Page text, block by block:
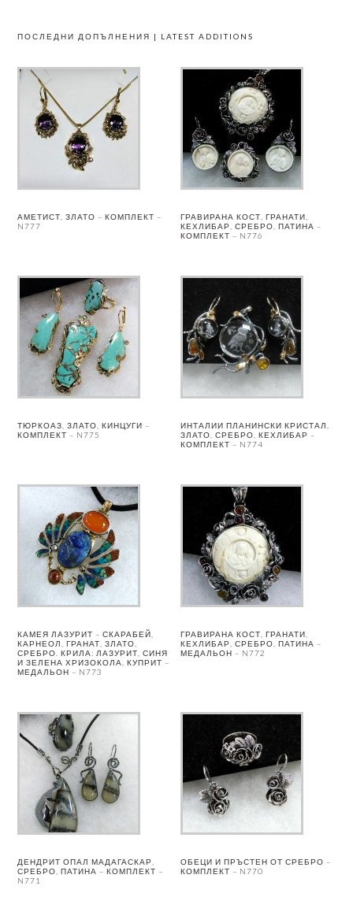
ПОСЛЕДНИ ДОПЪЛНЕНИЯ | LATEST ADDITIONS
АМЕТИСТ, ЗЛАТО – КОМПЛЕКТ –
N777
ГРАВИРАНА КОСТ, ГРАНАТИ,
КЕХЛИБАР, СРЕБРО, ПАТИНА –
КОМПЛЕКТ – N776
ТЮРКОАЗ, ЗЛАТО, КИНЦУГИ –
КОМПЛЕКТ – N775
ИНТАЛИИ ПЛАНИНСКИ КРИСТАЛ,
ЗЛАТО, СРЕБРО, КЕХЛИБАР –
КОМПЛЕКТ – N774
КАМЕЯ ЛАЗУРИТ – СКАРАБЕЙ,
КАРНЕОЛ, ГРАНАТ, ЗЛАТО,
СРЕБРО. КРИЛА: ЛАЗУРИТ, СИНЯ
И ЗЕЛЕНА ХРИЗОКОЛА, КУПРИТ –
МЕДАЛЬОН – N773
ГРАВИРАНА КОСТ, ГРАНАТИ,
КЕХЛИБАР, СРЕБРО, ПАТИНА –
МЕДАЛЬОН – N772
ДЕНДРИТ ОПАЛ МАДАГАСКАР,
СРЕБРО, ПАТИНА – КОМПЛЕКТ –
N771
ОБЕЦИ И ПРЪСТЕН ОТ СРЕБРО –
КОМПЛЕКТ – N770